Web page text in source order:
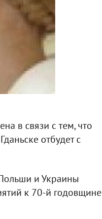
в связи с тем, что
отбудет с
и Украины
к 70-й годовщине